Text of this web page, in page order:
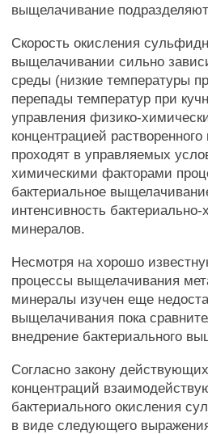
выщелачивание
Скорость окисления
выщелачивании сильно
среды (низкие температуры
перепады температур при
управления физико-
концентрацией
проходят в управляемых
химическими факторами
бактериальное
интенсивность
минералов.
Несмотря на хорошо
процессы выщелачивания
минералы изучен еще
выщелачивания пока
внедрение бактериального
Согласно закону
концентраций
бактериального окисления
в виде следующего